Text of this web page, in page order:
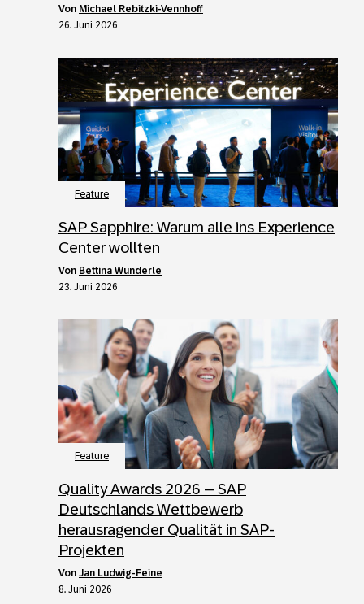
von Michael Rebitzki-Vennhoff
26. Juni 2026
Feature
SAP Sapphire: Warum alle ins Experience
Center wollten
von Bettina Wunderle
23. Juni 2026
Feature
Quality Awards 2026 – SAP
Deutschlands Wettbewerb
herausragender Qualität in SAP-
Projekten
von Jan Ludwig-Feine
8. Juni 2026